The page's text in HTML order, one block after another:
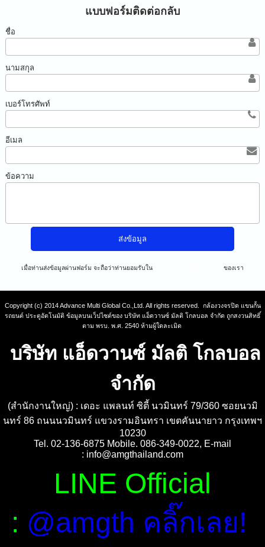
แบบฟอร์มติดต่อกลับ
ชื่อ
นามสกุล
เบอร์โทรศัพท์
อีเมล
ข้อความ
เมื่อท่านส่งข้อมูลผ่านฟอร์ม จะถือว่าท่านยอมรับในนโยบายความเป็นส่วนตัว ของเรา
Copyright (c) 2014 Advance Multi Global Co.,Ltd. All rights reserved. กล้องวงจรปิด แขนกั้น
รถยนต์ ประตูอัตโนมัติ ข้อมูลบนเว็ปไซต์ของ บริษัท แอ็ดวานซ์ มัลติ โกลบอล จำกัด ถูกสงวนสิทธิ์
ตาม พรบ. พ.ศ. 2540 ห้ามผู้ใดละเมิด
บริษัท แอ็ดวานซ์ มัลติ โกลบอล
จำกัด
(สำนักงานใหญ่) : เดอะ แพลนท์ ซิตี้ นวมินทร์ 79/360 ซอยนวมิ
นทร์ 86 ถนนนวมินทร์ แขวงรามอินทรา เขตคันนายาว กรุงเทพฯ
10230
Tel. 02-136-6875 Mobile. 086-349-0022, E-mail
: info@amgthailand.com
LINE Official
: @amgth คลิ๊กเลย!